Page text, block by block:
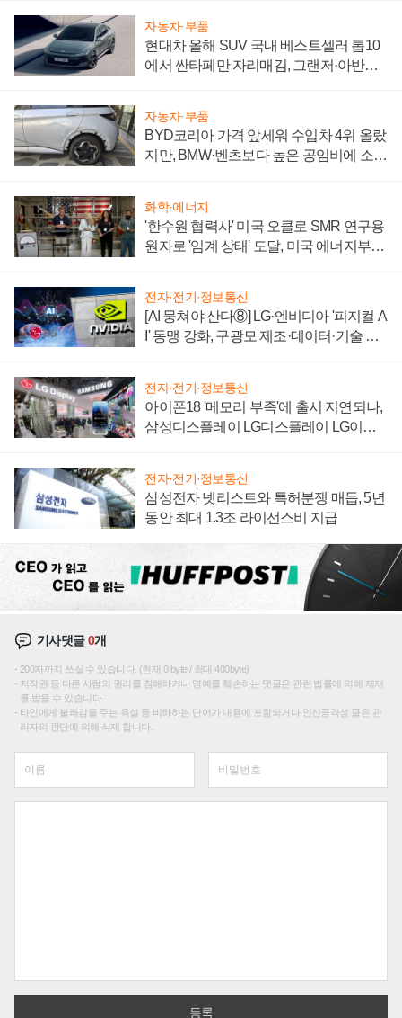
자동차·부품
현대차 올해 SUV 국내 베스트셀러 톱10
에서 싼타페만 자리매김, 그랜저·아반떼
자동차·부품
BYD코리아 가격 앞세워 수입차 4위 올랐
지만, BMW·벤츠보다 높은 공임비에 소비
화학·에너지
'한수원 협력사' 미국 오클로 SMR 연구용
원자로 '임계 상태' 도달, 미국 에너지부
전자·전기·정보통신
[AI 뭉쳐야 산다⑧] LG·엔비디아 '피지컬 A
I' 동맹 강화, 구광모 제조·데이터·기술 결
전자·전기·정보통신
아이폰18 '메모리 부족'에 출시 지연되나,
삼성디스플레이 LG디스플레이 LG이노
전자·전기·정보통신
삼성전자 넷리스트와 특허분쟁 매듭, 5년
동안 최대 1.3조 라이선스비 지급
기사댓글0개
200자까지 쓰실 수 있습니다. (현재 0 byte / 최대 400byte)
저작권 등 다른 사람의 권리를 침해하거나 명예를 훼손하는 댓글은 관련 법률에 의해 제재
를 받을 수 있습니다.
타인에게 불쾌감을 주는 욕설 등 비하하는 단어가 내용에 포함되거나 인신공격성 글은 관
리자의 판단에 의해 삭제 합니다.